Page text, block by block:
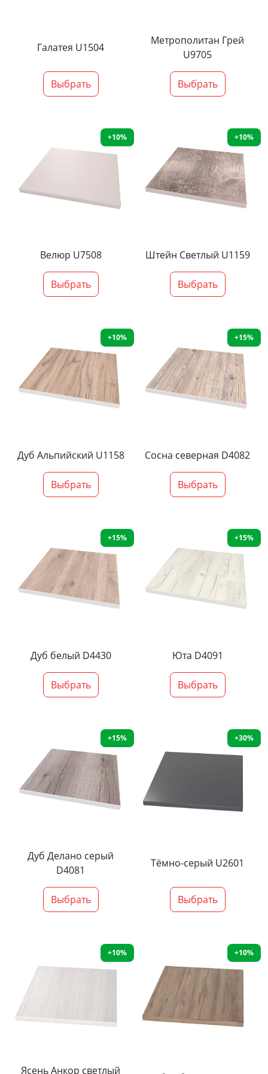
Галатея U1504
Выбрать
Метрополитан Грей
U9705
Выбрать
+10%
Велюр U7508
Выбрать
+10%
Штейн Светлый U1159
Выбрать
+10%
Дуб Альпийский U1158
Выбрать
+15%
Сосна северная D4082
Выбрать
+15%
Дуб белый D4430
Выбрать
+15%
Юта D4091
Выбрать
+15%
Дуб Делано серый
D4081
Выбрать
+30%
Тёмно-серый U2601
Выбрать
+10%
Ясень Анкор светлый
+10%